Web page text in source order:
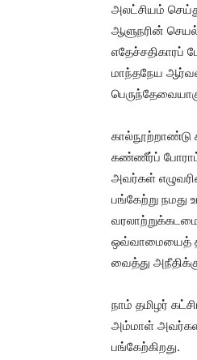
அலட்சியம்
ஆளுநரின்
எதேச்சதிகாரப்
மாந்தநேய
கால்நூற்றாண்டு
கண்ணீர்ப்
அவர்கள்
பங்கேற்று
ஒவ்வாமையைத்
வைத்து
நாம் தமிழர்
அம்மாள்
பங்கேற்கிறது.